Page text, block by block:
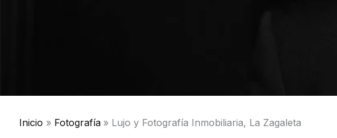
Inicio Fotografía Lujo y Fotografía Inmobiliaria, La Zagaleta